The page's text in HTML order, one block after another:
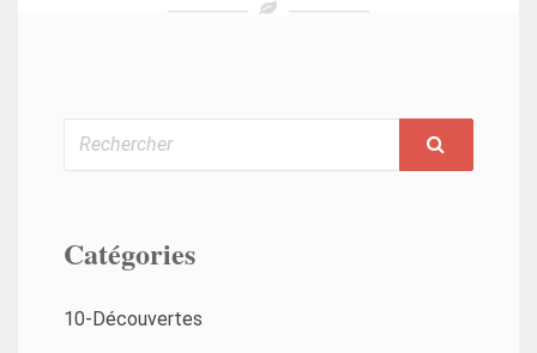
Rechercher
Catégories
10-Découvertes